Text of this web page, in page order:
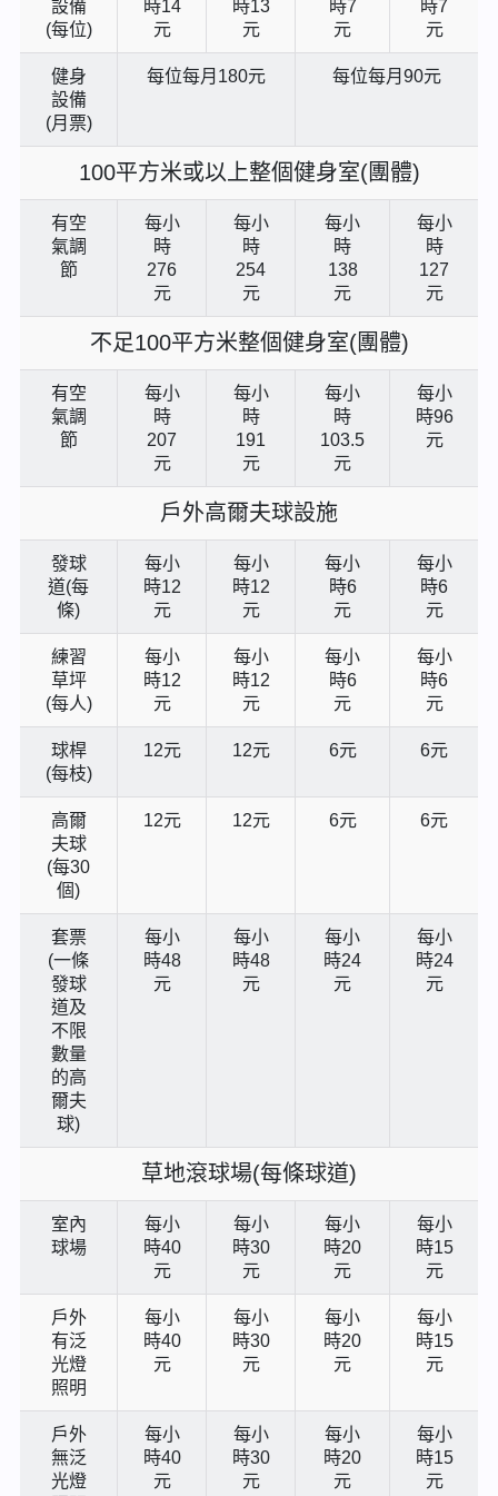
設備
(每位)
時14
元
時13
元
時7
元
時7
元
健身
設備
(月票)
每位每月180元 每位每月90元
100平方米或以上整個健身室(團體)
有空
氣調
節
每小
時
276
元
每小
時
254
元
每小
時
138
元
每小
時
127
元
不足100平方米整個健身室(團體)
有空
氣調
節
每小
時
207
元
每小
時
191
元
每小
時
103.5
元
每小
時96
元
戶外高爾夫球設施
發球
道(每
條)
每小
時12
元
每小
時12
元
每小
時6
元
每小
時6
元
練習
草坪
(每人)
每小
時12
元
每小
時12
元
每小
時6
元
每小
時6
元
球桿
(每枝)
12元 12元 6元 6元
高爾
夫球
(每30
個)
12元 12元 6元 6元
套票
(一條
發球
道及
不限
數量
的高
爾夫
球)
每小
時48
元
每小
時48
元
每小
時24
元
每小
時24
元
草地滾球場(每條球道)
室內
球場
每小
時40
元
每小
時30
元
每小
時20
元
每小
時15
元
戶外
有泛
光燈
照明
每小
時40
元
每小
時30
元
每小
時20
元
每小
時15
元
戶外
無泛
光燈
每小
時40
元
每小
時30
元
每小
時20
元
每小
時15
元